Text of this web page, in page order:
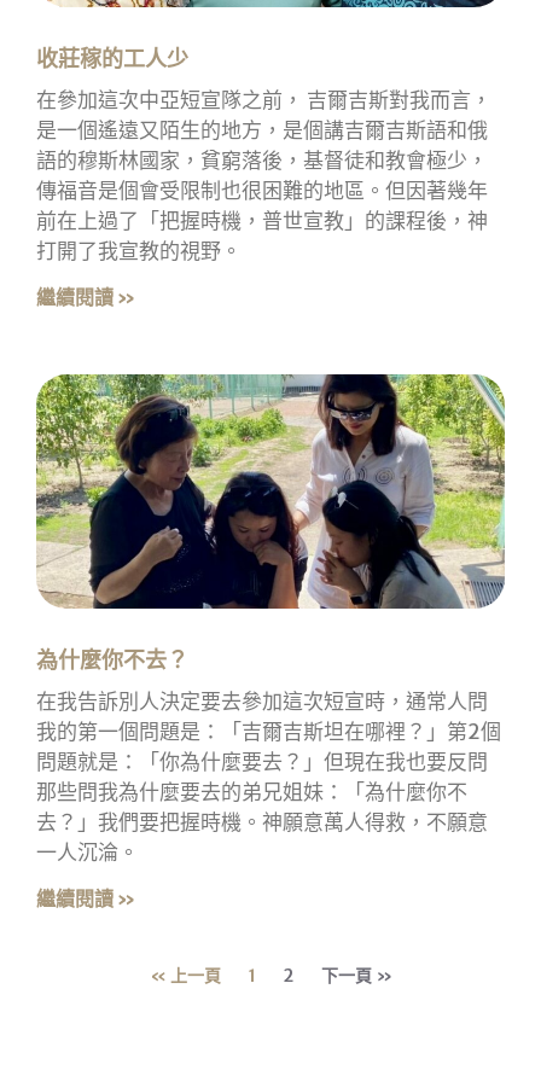
收莊稼的工人少
在參加這次中亞短宣隊之前， 吉爾吉斯對我而言，
是一個遙遠又陌生的地方，是個講吉爾吉斯語和俄
語的穆斯林國家，貧窮落後，基督徒和教會極少，
傳福音是個會受限制也很困難的地區。但因著幾年
前在上過了「把握時機，普世宣教」的課程後，神
打開了我宣教的視野。
繼續閱讀 »
為什麼你不去？
在我告訴別人決定要去參加這次短宣時，通常人問
我的第一個問題是：「吉爾吉斯坦在哪裡？」第2個
問題就是：「你為什麼要去？」但現在我也要反問
那些問我為什麼要去的弟兄姐妹：「為什麼你不
去？」我們要把握時機。神願意萬人得救，不願意
一人沉淪。
繼續閱讀 »
« 上一頁 1 2 下一頁 »